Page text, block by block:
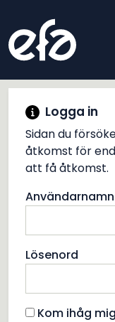
Logga in
Sidan du
åtkomst för
att få åtkomst.
Lösenord
Kom ihåg mig